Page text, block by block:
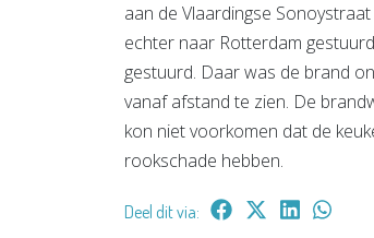
aan de Vlaardingse
echter naar Rotterdam
gestuurd. Daar was de brand
vanaf afstand te zien. De
kon niet voorkomen dat de
rookschade hebben.
Deel dit via: